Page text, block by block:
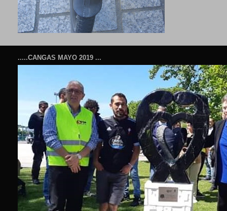
.....CANGAS MAYO 2019 ...